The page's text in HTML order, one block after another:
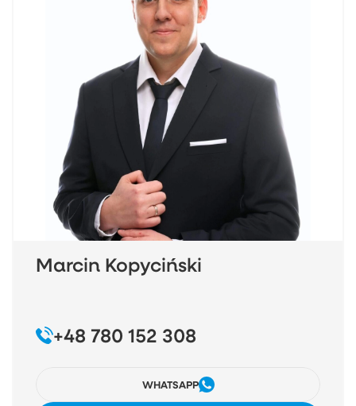
Marcin Kopyciński
+48 780 152 308
WHATSAPP